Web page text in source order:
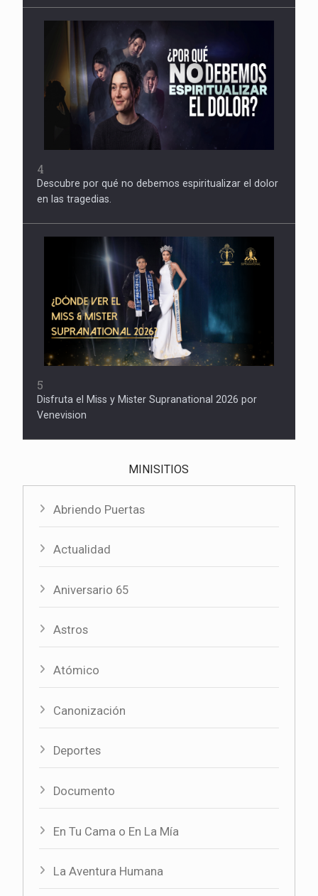
4
Descubre por qué no debemos espiritualizar el dolor
en las tragedias.
5
Disfruta el Miss y Mister Supranational 2026 por
Venevision
MINISITIOS
Abriendo Puertas
Actualidad
Aniversario 65
Astros
Atómico
Canonización
Deportes
Documento
En Tu Cama o En La Mía
La Aventura Humana